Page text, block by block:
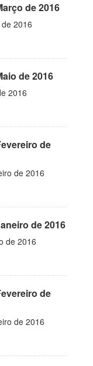
de 2016
2016
de 2016
2016
de
de 2016
de 2016
de 2016
de
de 2016